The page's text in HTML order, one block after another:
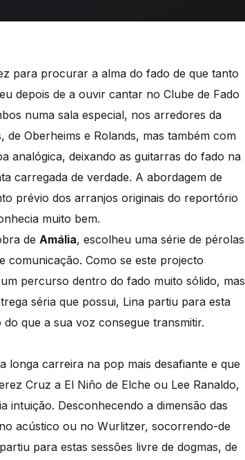
para procurar a alma do fado de que tanto
depois de a ouvir cantar no Clube de Fado
numa sala especial, nos arredores da
Oberheims e Rolands, mas também com
analógica, deixando as guitarras do fado na
carregada de verdade. A abordagem de
prévio dos arranjos originais do reportório
muito bem.
de Amália, escolheu uma série de pérolas
comunicação. Como se este projecto
percurso dentro do fado muito sólido, mas
séria que possui, Lina partiu para esta
que a sua voz consegue transmitir.
longa carreira na pop mais desafiante e que
Cruz a El Niño de Elche ou Lee Ranaldo,
intuição. Desconhecendo a dimensão das
acústico ou no Wurlitzer, socorrendo-de
para estas sessões livre de dogmas, de